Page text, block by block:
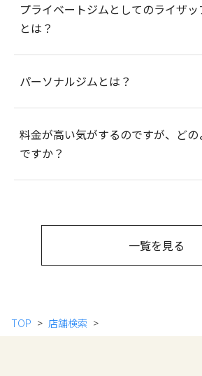
プライベートジムとしてのライザ
とは？
パーソナルジムとは？
料金が高い気がするのですが、ど
ですか？
一覧を見る
TOP 店舗検索